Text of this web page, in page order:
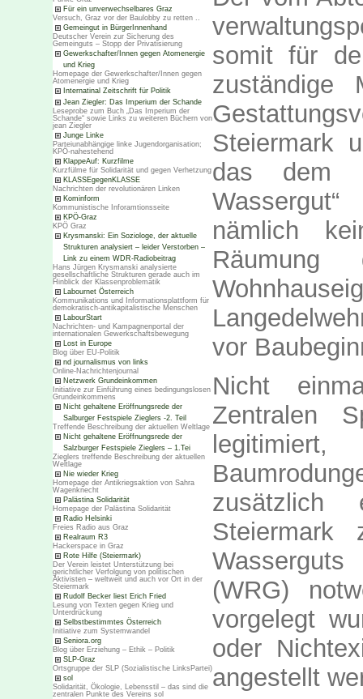
Für ein unverwechselbares Graz
Versuch, Graz vor der Baulobby zu retten ..
Gemeingut in BürgerInnenhand
Deutscher Verein zur Sicherung des
Gemeinguts – Stopp der Privatisierung
Gewerkschafter/Innen gegen Atomenergie
und Krieg
Homepage der Gewerkschafter/Innen gegen
Atomenergie und Krieg
Internatinal Zeitschrift für Politik
Jean Ziegler: Das Imperium der Schande
Leseprobe zum Buch „Das Imperium der
Schande“ sowie Links zu weiteren Büchern von
jean Ziegler
Junge Linke
Parteiunabhängige linke Jugendorganisation;
KPÖ-nahestehend
KlappeAuf: Kurzfilme
Kurzfülme für Solidarität und gegen Verhetzung
KLASSEgegenKLASSE
Nachrichten der revolutionären Linken
Kominform
Kommunistische Inforamtionsseite
KPÖ-Graz
KPÖ Graz
Krysmanski: Ein Soziologe, der aktuelle
Strukturen analysiert – leider Verstorben –
Link zu einem WDR-Radiobeitrag
Hans Jürgen Krysmanski analysierte
gesellschaftliche Strukturen gerade auch im
Hinblick der Klassenproblematik
Labournet Österreich
Kommunikations und Informationsplattform für
demokratisch-antikapitalistische Menschen
LabourStart
Nachrichten- und Kampagnenportal der
internationalen Gewerkschaftsbewegung
Lost in Europe
Blog über EU-Politik
nd journalismus von links
Online-Nachrichtenjournal
Netzwerk Grundeinkommen
Initiative zur Einführung eines bedingungslosen
Grundeinkommens
Nicht gehaltene Eröffnungsrede der
Salburger Festspiele Zieglers -2. Teil
Treffende Beschreibung der aktuellen Weltlage
Nicht gehaltene Eröffnungsrede der
Salzburger Festspiele Zieglers – 1.Tei
Zieglers treffende Beschreibung der aktuellen
Weltlage
Nie wieder Krieg
Homepage der Antikriegsaktion von Sahra
Wagenknecht
Palästina Solidarität
Homepage der Palästina Solidarität
Radio Helsinki
Freies Radio aus Graz
Realraum R3
Hackerspace in Graz
Rote Hilfe (Steiermark)
Der Verein leistet Unterstützung bei
gerichtlicher Verfolgung von politischen
Aktivisten – weltweit und auch vor Ort in der
Steiermark
Rudolf Becker liest Erich Fried
Lesung von Texten gegen Krieg und
Unterdrückung
Selbstbestimmtes Österreich
Initiative zum Systemwandel
Seniora.org
Blog über Erziehung – Ethik – Politik
SLP-Graz
Ortsgruppe der SLP (Sozialistische LinksPartei)
sol
Solidarität, Ökologie, Lebensstil – das sind die
zentralen Punkte des Vereins sol
somit für
zuständige
Steiermark
das dem
nämlich
Räumung
vor
Nicht
Zentralen
zusätzlich
Steiermark
(WRG)
vorgelegt
oder
angestellt